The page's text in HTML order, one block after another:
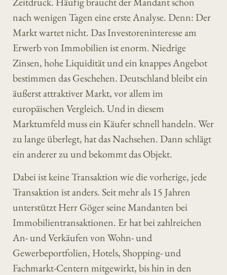
nach wenigen Tagen eine erste Analyse. Denn: Der
Markt wartet nicht. Das Investoreninteresse am
Erwerb von Immobilien ist enorm. Niedrige
Zinsen, hohe Liquidität und ein knappes Angebot
bestimmen das Geschehen. Deutschland bleibt ein
äußerst attraktiver Markt, vor allem im
europäischen Vergleich. Und in diesem
Marktumfeld muss ein Käufer schnell handeln. Wer
zu lange überlegt, hat das Nachsehen. Dann schlägt
ein anderer zu und bekommt das Objekt.
Dabei ist keine Transaktion wie die vorherige, jede
Transaktion ist anders. Seit mehr als 15 Jahren
unterstützt Herr Göger seine Mandanten bei
Immobilientransaktionen. Er hat bei zahlreichen
An- und Verkäufen von Wohn- und
Gewerbeportfolien, Hotels, Shopping- und
Fachmarkt-Centern mitgewirkt, bis hin in den